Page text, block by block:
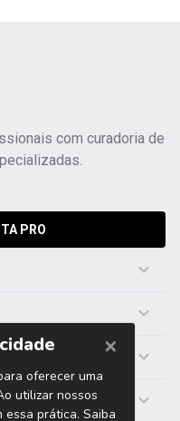
com curadoria de
PRO